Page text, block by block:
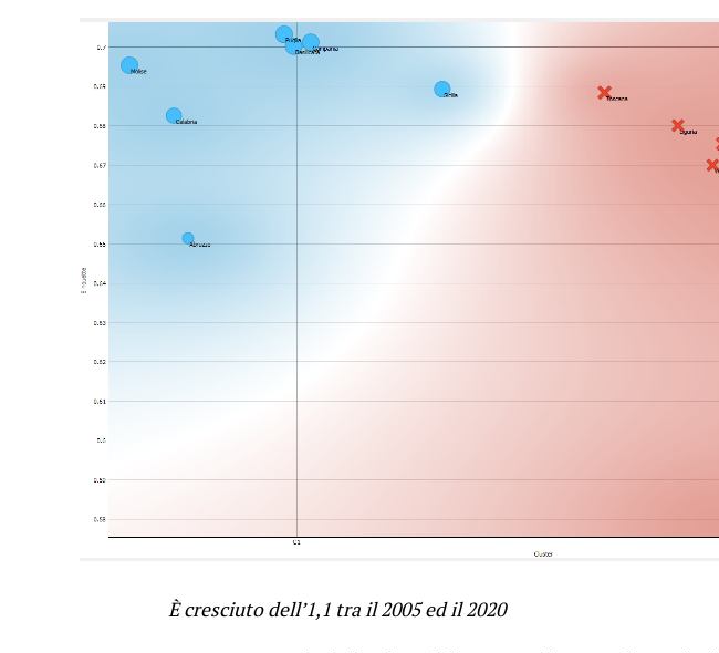
È cresciuto dell’1,1 tra il 2005 ed il 2020